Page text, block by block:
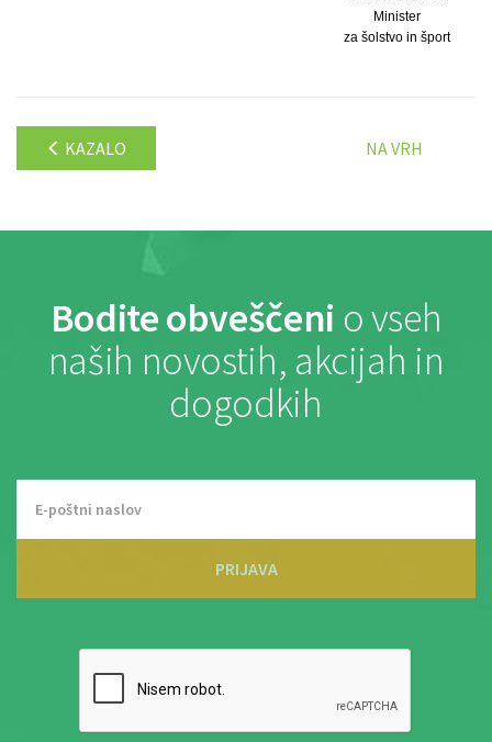
Minister
za šolstvo in šport
KAZALO NA VRH
Bodite obveščeni o vseh
naših novostih, akcijah in
dogodkih
PRIJAVA